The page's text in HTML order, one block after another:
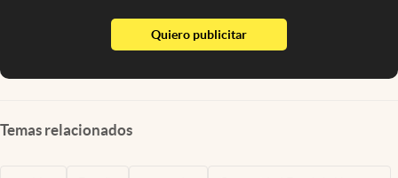
Quiero publicitarabre en nueva pestaña
Temas relacionados